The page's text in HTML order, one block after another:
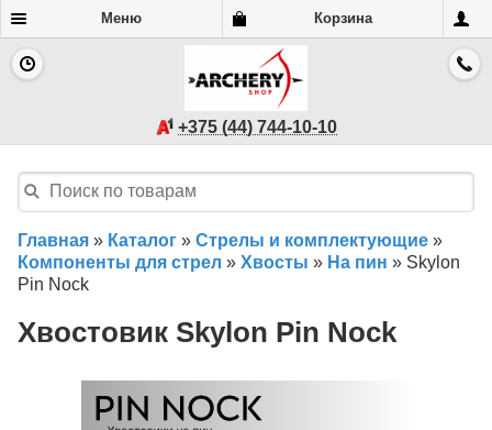
Меню Корзина
+375 (44) 744-10-10
Главная » Каталог » Стрелы и комплектующие »
Компоненты для стрел » Хвосты » На пин » Skylon
Pin Nock
Хвостовик Skylon Pin Nock